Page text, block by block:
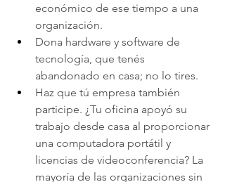
económico de ese tiempo a una
organización.
Dona hardware y software de
tecnología, que tenés
abandonado en casa; no lo tires.
Haz que tú empresa también
participe. ¿Tu oficina apoyó su
trabajo desde casa al proporcionar
una computadora portátil y
licencias de videoconferencia? La
mayoría de las organizaciones sin